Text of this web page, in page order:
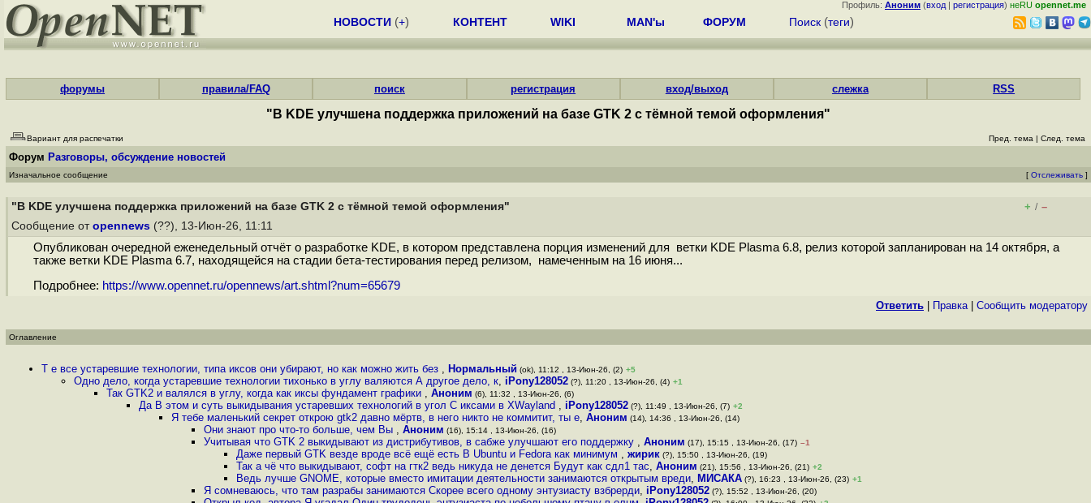
Профиль: Аноним (вход | регистрация) неRU opennet.me
НОВОСТИ (+) КОНТЕНТ WIKI MAN'ы ФОРУМ Поиск (теги)
форумы правила/FAQ поиск регистрация вход/выход слежка RSS
"В KDE улучшена поддержка приложений на базе GTK 2 с тёмной темой оформления"
Вариант для распечатки Пред. тема | След. тема
Форум Разговоры, обсуждение новостей
Изначальное сообщение [ Отслеживать ]
"В KDE улучшена поддержка приложений на базе GTK 2 с тёмной темой оформления" + / –
Сообщение от opennews (??), 13-Июн-26, 11:11
Опубликован очередной еженедельный отчёт о разработке KDE, в котором представлена порция изменений для ветки KDE Plasma 6.8, релиз которой запланирован на 14 октября, а
также ветки KDE Plasma 6.7, находящейся на стадии бета-тестирования перед релизом, намеченным на 16 июня...
Подробнее: https://www.opennet.ru/opennews/art.shtml?num=65679
Ответить Правка| Cообщить модератору
Оглавление
Т е все устаревшие технологии, типа иксов они убирают, но как можно жить без , Нормальный (ok), 11:12 , 13-Июн-26, (2) +5
Одно дело, когда устаревшие технологии тихонько в углу валяются А другое дело, к, iPony128052 (?), 11:20 , 13-Июн-26, (4) +1
Так GTK2 и валялся в углу, когда как иксы фундамент графики , Аноним (6), 11:32 , 13-Июн-26, (6)
Да В этом и суть выкидывания устаревших технологий в угол С иксами в XWayland , iPony128052 (?), 11:49 , 13-Июн-26, (7) +2
Я тебе маленький секрет открою gtk2 давно мёртв, в него никто не коммитит, ты е, Аноним (14), 14:36 , 13-Июн-26, (14)
Они знают про что-то больше, чем Вы , Аноним (16), 15:14 , 13-Июн-26, (16)
Учитывая что GTK 2 выкидывают из дистрибутивов, в сабже улучшают его поддержку , Аноним (17), 15:15 , 13-Июн-26, (17) –1
Даже первый GTK везде вроде всё ещё есть В Ubuntu и Fedora как минимум , жирик (?), 15:50 , 13-Июн-26, (19)
Так а чё что выкидывают, софт на гтк2 ведь никуда не денется Будут как сдл1 тас, Аноним (21), 15:56 , 13-Июн-26, (21) +2
Ведь лучше GNOME, которые вместо имитации деятельности занимаются открытым вреди, МИСАКА (?), 16:23 , 13-Июн-26, (23) +1
Я сомневаюсь, что там разрабы занимаются Скорее всего одному энтузиасту взбрерди, iPony128052 (?), 15:52 , 13-Июн-26, (20)